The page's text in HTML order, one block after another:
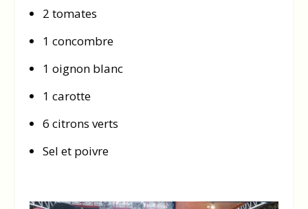
2 tomates
1 concombre
1 oignon blanc
1 carotte
6 citrons verts
Sel et poivre